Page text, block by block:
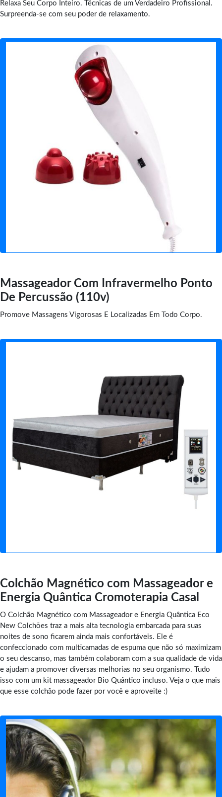
Relaxa Seu Corpo Inteiro. Técnicas de um Verdadeiro Profissional.
Surpreenda-se com seu poder de relaxamento.
Massageador Com Infravermelho Ponto
De Percussão (110v)
Promove Massagens Vigorosas E Localizadas Em Todo Corpo.
Colchão Magnético com Massageador e
Energia Quântica Cromoterapia Casal
O Colchão Magnético com Massageador e Energia Quântica Eco
New Colchões traz a mais alta tecnologia embarcada para suas
noites de sono ficarem ainda mais confortáveis. Ele é
confeccionado com multicamadas de espuma que não só maximizam
o seu descanso, mas também colaboram com a sua qualidade de vida
e ajudam a promover diversas melhorias no seu organismo. Tudo
isso com um kit massageador Bio Quântico incluso. Veja o que mais
que esse colchão pode fazer por você e aproveite :)